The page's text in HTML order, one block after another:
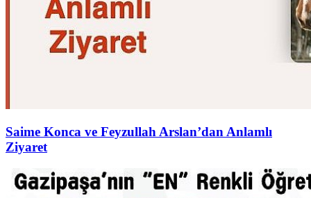
Saime Konca ve Feyzullah Arslan’dan Anlamlı
Ziyaret